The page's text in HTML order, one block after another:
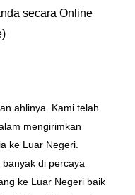
secara Online
ahlinya. Kami telah
mengirimkan
ke Luar Negeri.
di percaya
ke Luar Negeri baik